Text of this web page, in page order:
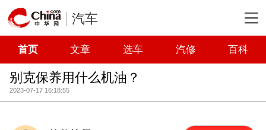
汽车
首页 文章 选车 汽修 百科
别克保养用什么机油？
2023-07-17 16:18:55